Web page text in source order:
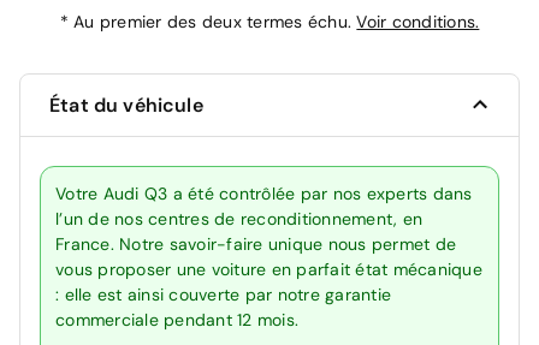
*Au premier des deux termes échu.Voir conditions.
État du véhicule
Votre Audi Q3 a été contrôlée par nos experts dans
l’un de nos centres de reconditionnement, en
France. Notre savoir-faire unique nous permet de
vous proposer une voiture en parfait état mécanique
: elle est ainsi couverte par notre garantie
commerciale pendant 12 mois.